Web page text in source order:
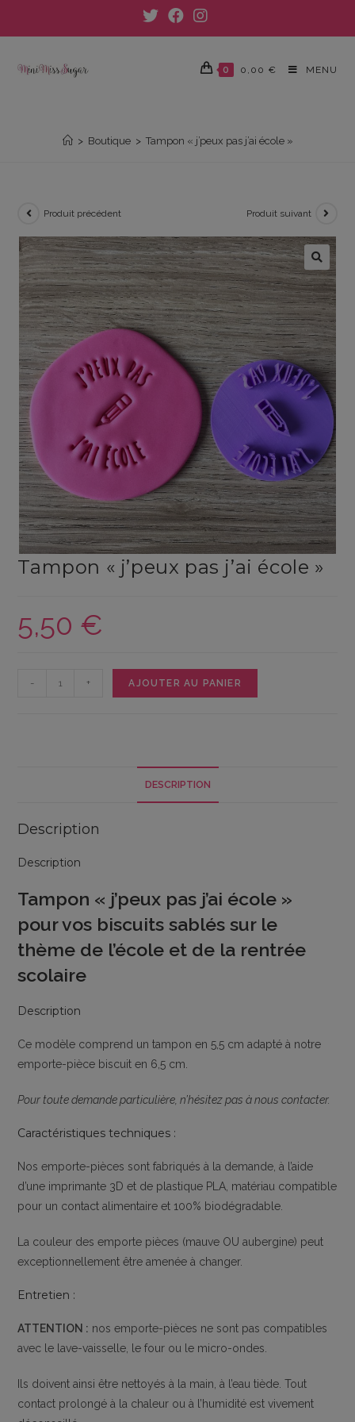
0 0,00 € MENU
> Boutique > Tampon « j’peux pas j’ai école »
Produit précédent Produit suivant
🔍
Tampon « j’peux pas j’ai école »
5,50 €
- + AJOUTER AU PANIER
DESCRIPTION
Description
Description
Tampon « j’peux pas j’ai école »
pour vos biscuits sablés sur le
thème de l’école et de la rentrée
scolaire
Description
Ce modèle comprend un tampon en 5,5 cm adapté à notre
emporte-pièce biscuit en 6,5 cm.
Pour toute demande particulière, n’hésitez pas à nous contacter.
Caractéristiques techniques :
Nos emporte-pièces sont fabriqués à la demande, à l’aide
d’une imprimante 3D et de plastique PLA, matériau compatible
pour un contact alimentaire et 100% biodégradable.
La couleur des emporte pièces (mauve OU aubergine) peut
exceptionnellement être amenée à changer.
Entretien :
ATTENTION : nos emporte-pièces ne sont pas compatibles
avec le lave-vaisselle, le four ou le micro-ondes.
Ils doivent ainsi être nettoyés à la main, à l’eau tiède. Tout
contact prolongé à la chaleur ou à l’humidité est vivement